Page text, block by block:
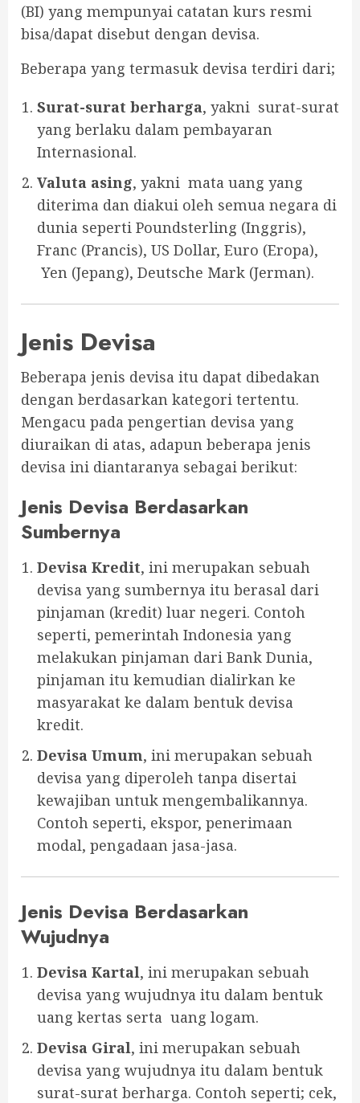
(BI) yang mempunyai catatan kurs resmi
bisa/dapat disebut dengan devisa.
Beberapa yang termasuk devisa terdiri dari;
Surat-surat berharga, yakni surat-surat
yang berlaku dalam pembayaran
Internasional.
Valuta asing, yakni mata uang yang
diterima dan diakui oleh semua negara di
dunia seperti Poundsterling (Inggris),
Franc (Prancis), US Dollar, Euro (Eropa),
Yen (Jepang), Deutsche Mark (Jerman).
Jenis Devisa
Beberapa jenis devisa itu dapat dibedakan
dengan berdasarkan kategori tertentu.
Mengacu pada pengertian devisa yang
diuraikan di atas, adapun beberapa jenis
devisa ini diantaranya sebagai berikut:
Jenis Devisa Berdasarkan
Sumbernya
Devisa Kredit, ini merupakan sebuah
devisa yang sumbernya itu berasal dari
pinjaman (kredit) luar negeri. Contoh
seperti, pemerintah Indonesia yang
melakukan pinjaman dari Bank Dunia,
pinjaman itu kemudian dialirkan ke
masyarakat ke dalam bentuk devisa
kredit.
Devisa Umum, ini merupakan sebuah
devisa yang diperoleh tanpa disertai
kewajiban untuk mengembalikannya.
Contoh seperti, ekspor, penerimaan
modal, pengadaan jasa-jasa.
Jenis Devisa Berdasarkan
Wujudnya
Devisa Kartal, ini merupakan sebuah
devisa yang wujudnya itu dalam bentuk
uang kertas serta uang logam.
Devisa Giral, ini merupakan sebuah
devisa yang wujudnya itu dalam bentuk
surat-surat berharga. Contoh seperti; cek,